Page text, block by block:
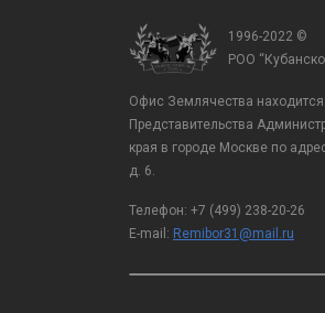
1996-2022 ©
РОО
Офис Землячества
Представительства
края в городе Москве по
д. 6.
Телефон: +7 (499) 238-20-26
E-mail: Remibor31@mail.ru